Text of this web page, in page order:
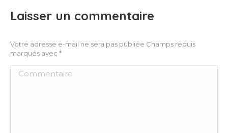
Laisser un commentaire
Votre adresse e-mail ne sera pas publiée Champs requis
marqués avec *
Commentaire